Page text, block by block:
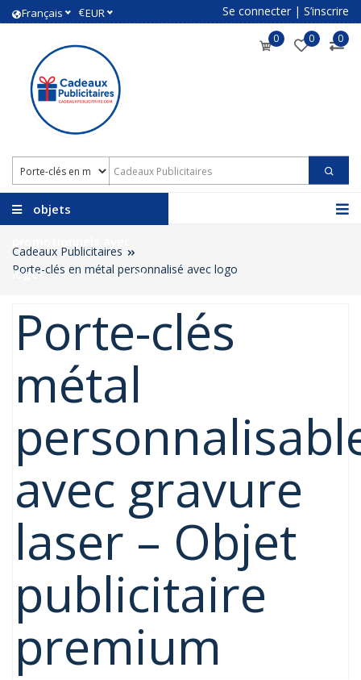
Français €EUR Se connecter | S’inscrire
0 0 0
objets
logo
Cadeaux Publicitaires
Porte-clés en métal personnalisé avec logo
Porte-clés
métal
avec gravure
laser – Objet
publicitaire
premium